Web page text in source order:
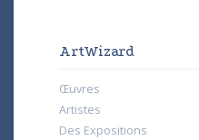
ArtWizard
Œuvres
Artistes
Des Expositions